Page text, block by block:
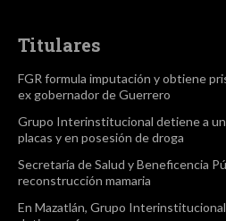
Titulares
FGR formula imputación y obtiene
ex gobernador de Guerrero
Grupo Interinstitucional detiene a
placas y en posesión de droga
Secretaría de Salud y Beneficencia
reconstrucción mamaria
En Mazatlán, Grupo